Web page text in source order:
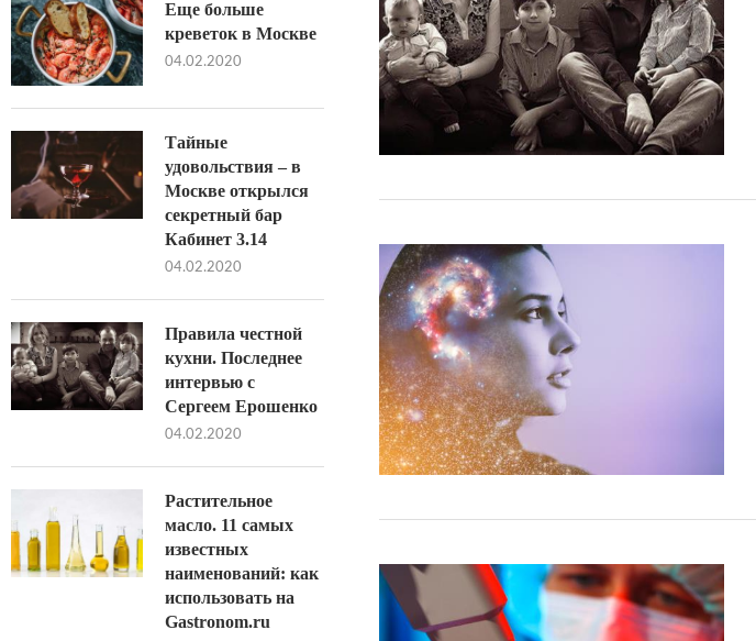
Еще больше
креветок в Москве
04.02.2020
Тайные
удовольствия – в
Москве открылся
секретный бар
Кабинет 3.14
04.02.2020
Правила честной
кухни. Последнее
интервью с
Сергеем Ерошенко
04.02.2020
Растительное
масло. 11 самых
известных
наименований: как
использовать на
Gastronom.ru